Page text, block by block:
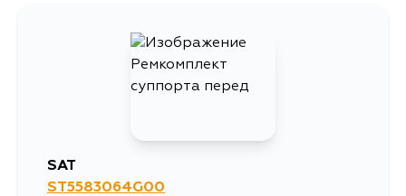
SAT
ST5583064G00